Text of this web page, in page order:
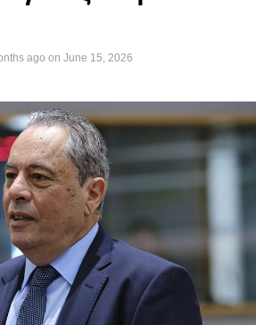
ago on June 15, 2026